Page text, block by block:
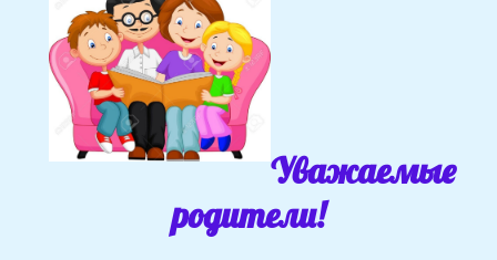
Уважаемые
родители!